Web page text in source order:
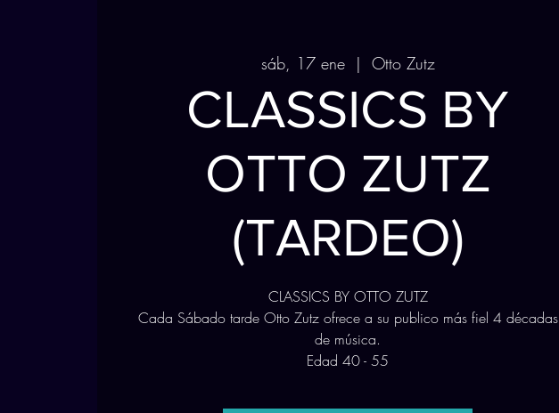
sáb, 17 ene
  |
Otto Zutz
CLASSICS BY
OTTO ZUTZ
(TARDEO)
CLASSICS BY OTTO ZUTZ
Cada Sábado tarde Otto Zutz ofrece a su publico más fiel 4 décadas
de música.
Edad 40 - 55